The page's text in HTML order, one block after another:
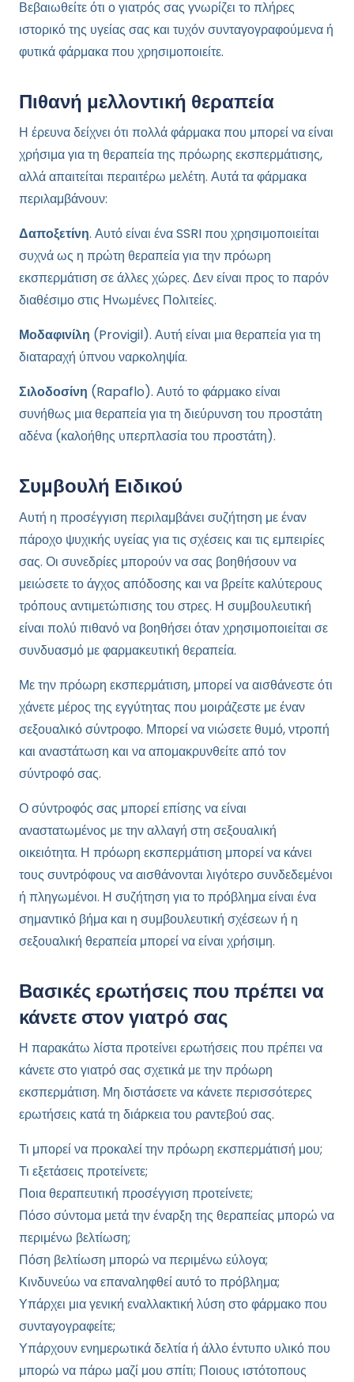
Βεβαιωθείτε ότι ο γιατρός σας γνωρίζει το πλήρες
ιστορικό της υγείας σας και τυχόν συνταγογραφούμενα ή
φυτικά φάρμακα που χρησιμοποιείτε.
Πιθανή μελλοντική θεραπεία
Η έρευνα δείχνει ότι πολλά φάρμακα που μπορεί να είναι
χρήσιμα για τη θεραπεία της πρόωρης εκσπερμάτισης,
αλλά απαιτείται περαιτέρω μελέτη. Αυτά τα φάρμακα
περιλαμβάνουν:
Δαποξετίνη. Αυτό είναι ένα SSRI που χρησιμοποιείται
συχνά ως η πρώτη θεραπεία για την πρόωρη
εκσπερμάτιση σε άλλες χώρες. Δεν είναι προς το παρόν
διαθέσιμο στις Ηνωμένες Πολιτείες.
Μοδαφινίλη (Provigil). Αυτή είναι μια θεραπεία για τη
διαταραχή ύπνου ναρκοληψία.
Σιλοδοσίνη (Rapaflo). Αυτό το φάρμακο είναι
συνήθως μια θεραπεία για τη διεύρυνση του προστάτη
αδένα (καλοήθης υπερπλασία του προστάτη).
Συμβουλή Ειδικού
Αυτή η προσέγγιση περιλαμβάνει συζήτηση με έναν
πάροχο ψυχικής υγείας για τις σχέσεις και τις εμπειρίες
σας. Οι συνεδρίες μπορούν να σας βοηθήσουν να
μειώσετε το άγχος απόδοσης και να βρείτε καλύτερους
τρόπους αντιμετώπισης του στρες. Η συμβουλευτική
είναι πολύ πιθανό να βοηθήσει όταν χρησιμοποιείται σε
συνδυασμό με φαρμακευτική θεραπεία.
Με την πρόωρη εκσπερμάτιση, μπορεί να αισθάνεστε ότι
χάνετε μέρος της εγγύτητας που μοιράζεστε με έναν
σεξουαλικό σύντροφο. Μπορεί να νιώσετε θυμό, ντροπή
και αναστάτωση και να απομακρυνθείτε από τον
σύντροφό σας.
Ο σύντροφός σας μπορεί επίσης να είναι
αναστατωμένος με την αλλαγή στη σεξουαλική
οικειότητα. Η πρόωρη εκσπερμάτιση μπορεί να κάνει
τους συντρόφους να αισθάνονται λιγότερο συνδεδεμένοι
ή πληγωμένοι. Η συζήτηση για το πρόβλημα είναι ένα
σημαντικό βήμα και η συμβουλευτική σχέσεων ή η
σεξουαλική θεραπεία μπορεί να είναι χρήσιμη.
Βασικές ερωτήσεις που πρέπει να
κάνετε στον γιατρό σας
Η παρακάτω λίστα προτείνει ερωτήσεις που πρέπει να
κάνετε στο γιατρό σας σχετικά με την πρόωρη
εκσπερμάτιση. Μη διστάσετε να κάνετε περισσότερες
ερωτήσεις κατά τη διάρκεια του ραντεβού σας.
Τι μπορεί να προκαλεί την πρόωρη εκσπερμάτισή μου;
Τι εξετάσεις προτείνετε;
Ποια θεραπευτική προσέγγιση προτείνετε;
Πόσο σύντομα μετά την έναρξη της θεραπείας μπορώ να
περιμένω βελτίωση;
Πόση βελτίωση μπορώ να περιμένω εύλογα;
Κινδυνεύω να επαναληφθεί αυτό το πρόβλημα;
Υπάρχει μια γενική εναλλακτική λύση στο φάρμακο που
συνταγογραφείτε;
Υπάρχουν ενημερωτικά δελτία ή άλλο έντυπο υλικό που
μπορώ να πάρω μαζί μου σπίτι; Ποιους ιστότοπους